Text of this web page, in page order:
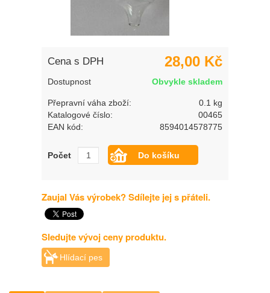
Cena s DPH 28,00 Kč
Dostupnost Obvykle skladem
Přepravní váha zboží:
0.1 kg
Katalogové číslo:
00465
EAN kód:
8594014578775
Počet
Zaujal Vás výrobek? Sdílejte jej s přáteli.
Sledujte vývoj ceny produktu.
Hlídací pes